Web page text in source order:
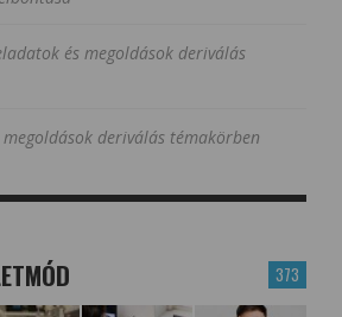
és megoldások deriválás
megoldások deriválás témakörben
373